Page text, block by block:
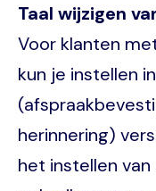
Taal wijzigen
Voor klanten
kun je instellen
herinnering)
het instellen